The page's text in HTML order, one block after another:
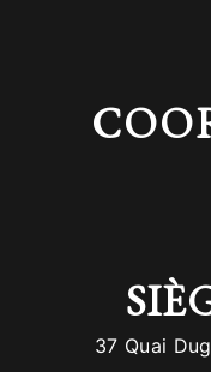
37 Quai Duguay-Trouin 35400 Saint-